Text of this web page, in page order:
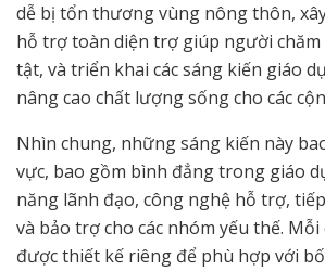
dễ bị tổn thương vùng nông thôn,
hỗ trợ toàn diện trợ giúp người
tật, và triển khai các sáng kiến giáo
nâng cao chất lượng sống cho các
Nhìn chung, những sáng kiến này
vực, bao gồm bình đẳng trong giáo
năng lãnh đạo, công nghệ hỗ trợ,
và bảo trợ cho các nhóm yếu thế.
được thiết kế riêng để phù hợp với